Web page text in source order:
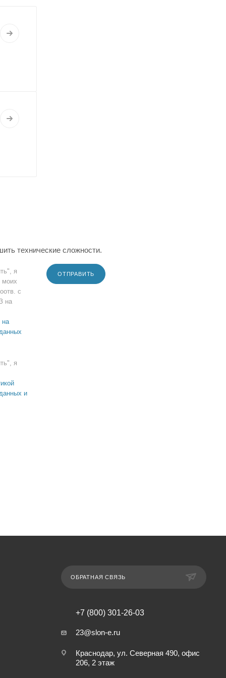
технические сложности.
я
моих
с
на
на
я
и
ОТПРАВИТЬ
ОБРАТНАЯ СВЯЗЬ
+7 (800) 301-26-03
23@slon-e.ru
Краснодар, ул. Северная 490, офис
206, 2 этаж